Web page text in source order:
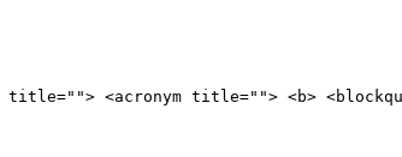
<acronym title=""> <b>